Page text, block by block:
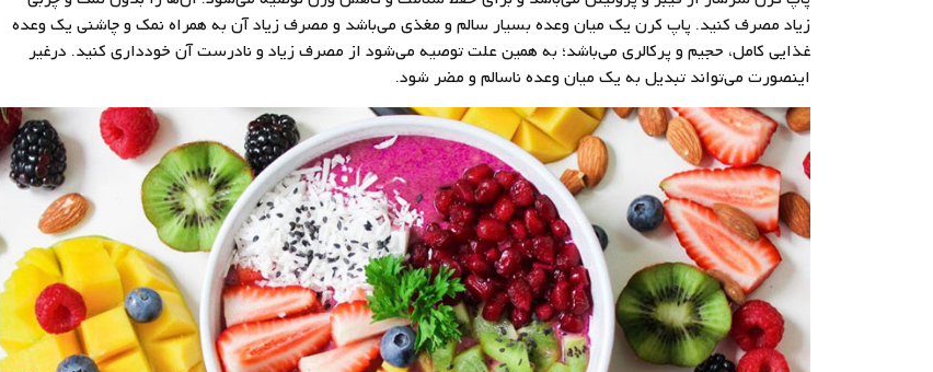
زیاد مصرف کنید. پاپ کرن یک میان وعده بسیار سالم و مغذی می‌باشد و مصرف زیاد آن به همراه نمک و چاشنی یک وعده
غذایی کامل، حجیم و پرکالری می‌باشد؛ به همین علت توصیه می‌شود از مصرف زیاد و نادرست آن خودداری کنید. درغیر
اینصورت می‌تواند تبدیل به یک میان وعده ناسالم و مضر شود.